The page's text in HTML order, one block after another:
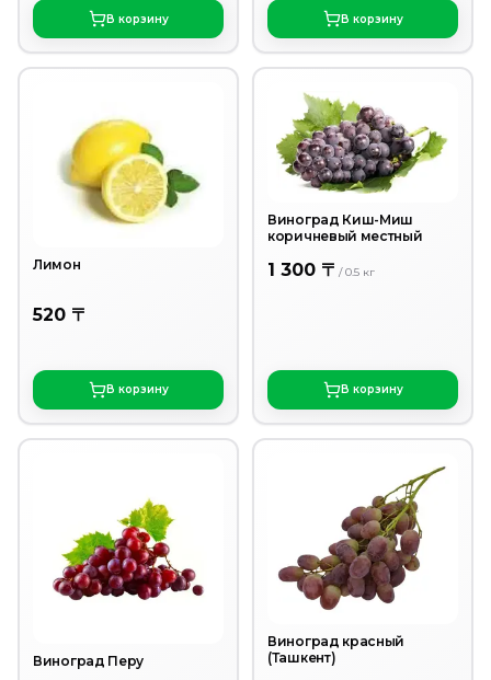
В корзину В корзину
Лимон
520 〒
В корзину
Виноград Киш-Миш
коричневый местный
1 300 〒 /0.5 кг
В корзину
Виноград Перу
Виноград красный
(Ташкент)